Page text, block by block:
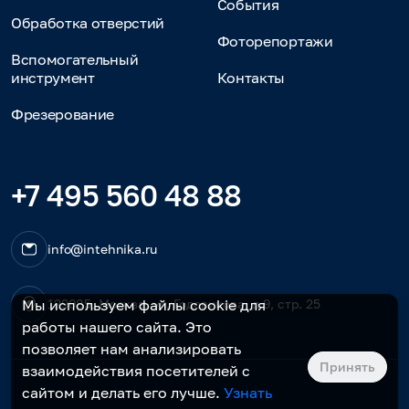
Мы используем файлы cookie для
работы нашего сайта. Это
позволяет нам анализировать
взаимодействия посетителей с
сайтом и делать его лучше. Узнать
Принять
Обработка отверстий
Вспомогательный
инструмент
Фрезерование
События
Фоторепортажи
Контакты
+7 495 560 48 88
info@intehnika.ru
129085, Москва, ул. Годовикова, д.9, стр. 25